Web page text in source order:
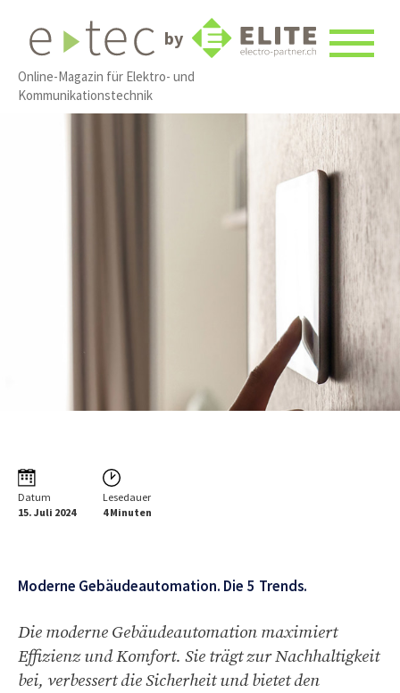
by
Online-Magazin für Elektro- und
Kommunikationstechnik
Datum
15. Juli 2024
Lesedauer
4 Minuten
Moderne Gebäudeautomation. Die 5 Trends.
Die moderne Gebäudeautomation maximiert
Effizienz und Komfort. Sie trägt zur Nachhaltigkeit
bei, verbessert die Sicherheit und bietet den